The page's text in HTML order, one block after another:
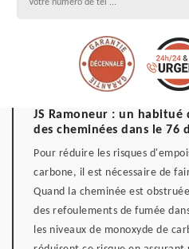
JS Ramoneur : un habitué
des cheminées dans le 76
Pour réduire les risques
carbone, il est nécessaire de
Quand la cheminée est
des refoulements de fumée
les niveaux de monoxyde de